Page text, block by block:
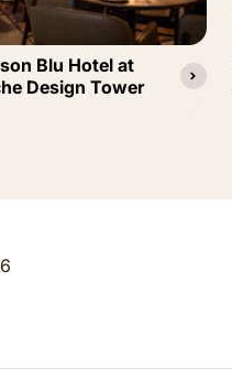
Blu Hotel at
Design Tower